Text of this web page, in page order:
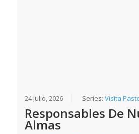
24 julio, 2026 Series:Visita
Responsables De
Almas